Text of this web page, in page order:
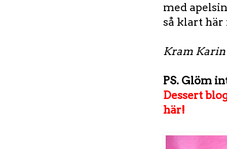
med
så klart här
Kram Karin
PS. Glöm
Dessert
här!